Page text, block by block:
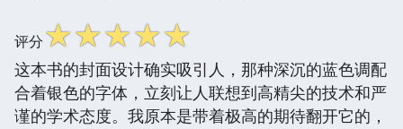
评分☆☆☆☆☆
这本书的封面设计确实吸引人，那种深沉的蓝色调配
合着银色的字体，立刻让人联想到高精尖的技术和严
谨的学术态度。我原本是带着极高的期待翻开它的，